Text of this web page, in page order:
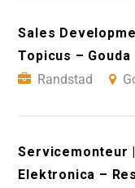
Sales
Topicus – Gouda
Randstad
Servicemonteur
Elektronica –